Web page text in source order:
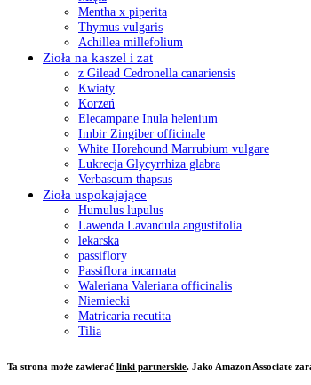
Mentha x piperita
Thymus vulgaris
Achillea millefolium
Zioła na kaszel i zat
z Gilead Cedronella canariensis
Kwiaty
Korzeń
Elecampane Inula helenium
Imbir Zingiber officinale
White Horehound Marrubium vulgare
Lukrecja Glycyrrhiza glabra
Verbascum thapsus
Zioła uspokajające
Humulus lupulus
Lawenda Lavandula angustifolia
lekarska
passiflory
Passiflora incarnata
Waleriana Valeriana officinalis
Niemiecki
Matricaria recutita
Tilia
Ta strona może zawierać linki partnerskie. Jako Amazon Associate